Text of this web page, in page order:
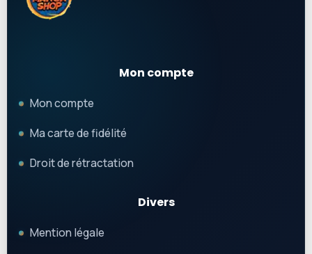
Mon compte
Mon compte
Ma carte de fidélité
Droit de rétractation
Divers
Mention légale